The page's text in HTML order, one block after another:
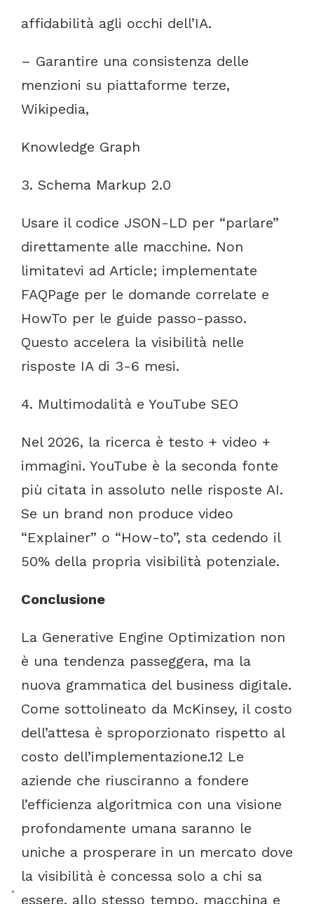
affidabilità agli occhi dell’IA.
– Garantire una consistenza delle
menzioni su piattaforme terze,
Wikipedia,
Knowledge Graph
3. Schema Markup 2.0
Usare il codice JSON-LD per “parlare”
direttamente alle macchine. Non
limitatevi ad Article; implementate
FAQPage per le domande correlate e
HowTo per le guide passo-passo.
Questo accelera la visibilità nelle
risposte IA di 3-6 mesi.
4. Multimodalità e YouTube SEO
Nel 2026, la ricerca è testo + video +
immagini. YouTube è la seconda fonte
più citata in assoluto nelle risposte AI.
Se un brand non produce video
“Explainer” o “How-to”, sta cedendo il
50% della propria visibilità potenziale.
Conclusione
La Generative Engine Optimization non
è una tendenza passeggera, ma la
nuova grammatica del business digitale.
Come sottolineato da McKinsey, il costo
dell’attesa è sproporzionato rispetto al
costo dell’implementazione.12 Le
aziende che riusciranno a fondere
l’efficienza algoritmica con una visione
profondamente umana saranno le
uniche a prosperare in un mercato dove
la visibilità è concessa solo a chi sa
essere, allo stesso tempo, macchina e